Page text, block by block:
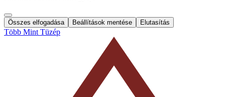
Összes elfogadása Beállítások mentése Elutasítás
Több Mint Tüzép